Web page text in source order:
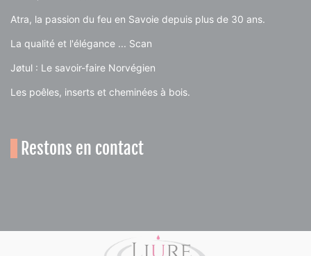
Atra, la passion du feu en Savoie depuis plus de 30 ans.
La qualité et l'élégance ... Scan
Jøtul : Le savoir-faire Norvégien
Les poêles, inserts et cheminées à bois.
Restons en contact